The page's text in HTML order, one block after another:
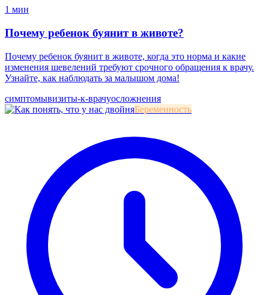
1 мин
Почему ребенок буянит в животе?
Почему ребенок буянит в животе, когда это норма и какие
изменения шевелений требуют срочного обращения к врачу.
Узнайте, как наблюдать за малышом дома!
симптомывизиты-к-врачуосложнения
Беременность